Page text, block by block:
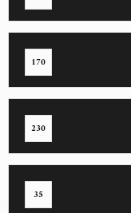
170
230
35